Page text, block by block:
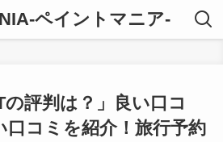
ペイントマニア-
の評判は？」良い口コ
口コミを紹介！旅行予約